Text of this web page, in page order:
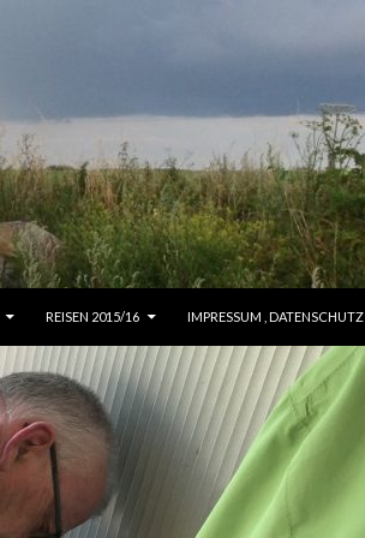
REISEN 2015/16 IMPRESSUM , DATENSCHUTZ